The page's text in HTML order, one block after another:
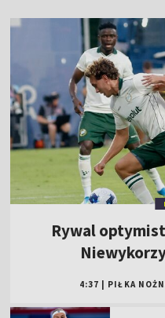
Rywal
4:37 PIŁKA